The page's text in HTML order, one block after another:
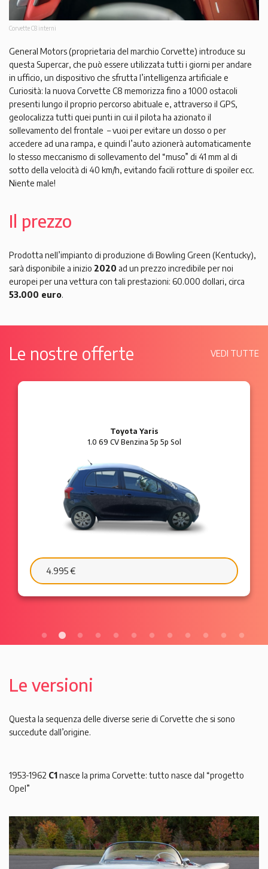
Corvette C8 interni
General Motors (proprietaria del marchio Corvette) introduce su
questa Supercar, che può essere utilizzata tutti i giorni per andare
in ufficio, un dispositivo che sfrutta l’intelligenza artificiale e
Curiosità: la nuova Corvette C8 memorizza fino a 1000 ostacoli
presenti lungo il proprio percorso abituale e, attraverso il GPS,
geolocalizza tutti quei punti in cui il pilota ha azionato il
sollevamento del frontale – vuoi per evitare un dosso o per
accedere ad una rampa, e quindi l’auto azionerà automaticamente
lo stesso meccanismo di sollevamento del “muso” di 41 mm al di
sotto della velocità di 40 km/h, evitando facili rotture di spoiler ecc.
Niente male!
Il prezzo
Prodotta nell’impianto di produzione di Bowling Green (Kentucky),
sarà disponibile a inizio 2020 ad un prezzo incredibile per noi
europei per una vettura con tali prestazioni: 60.000 dollari, circa
53.000 euro.
Le nostre offerte VEDI TUTTE
Ford Ka
1.2 8V 69 CV Benzina 3p Plus
6.595 €
Le versioni
Questa la sequenza delle diverse serie di Corvette che si sono
succedute dall’origine.
1953-1962 C1nasce la prima Corvette: tutto nasce dal “progetto
Opel”